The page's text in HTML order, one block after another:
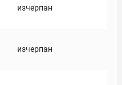
изчерпан
изчерпан